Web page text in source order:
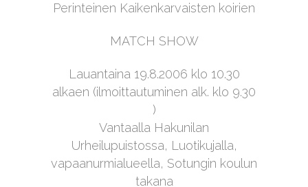
Perinteinen Kaikenkarvaisten koirien
MATCH SHOW
Lauantaina 19.8.2006 klo 10.30
alkaen (ilmoittautuminen alk. klo 9.30
)
Vantaalla Hakunilan
Urheilupuistossa, Luotikujalla,
vapaanurmialueella, Sotungin koulun
takana